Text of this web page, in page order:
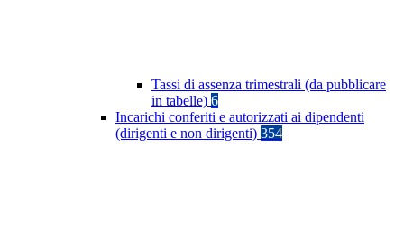
Tassi di assenza trimestrali (da pubblicare
in tabelle) 6
Incarichi conferiti e autorizzati ai dipendenti
(dirigenti e non dirigenti) 354